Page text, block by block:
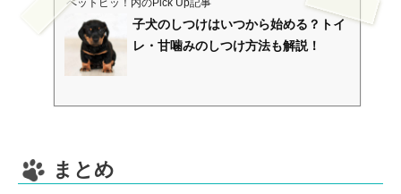
子犬のしつけはいつから始める？トイ
レ・甘噛みのしつけ方法も解説！
まとめ